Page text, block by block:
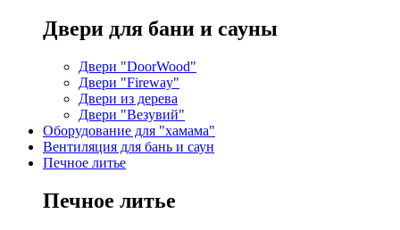
Двери для бани и сауны
Двери "DoorWood"
Двери "Fireway"
Двери из дерева
Двери "Везувий"
Оборудование для "хамама"
Вентиляция для бань и саун
Печное литье
Печное литье